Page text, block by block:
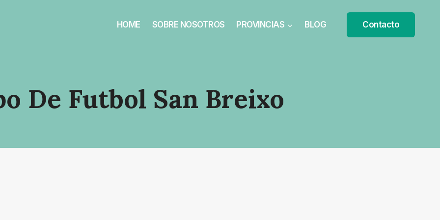
HOME SOBRE NOSOTROS PROVINCIAS BLOG Contacto
De Futbol San Breixo